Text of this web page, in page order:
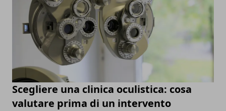
Scegliere una clinica oculistica: cosa
valutare prima di un intervento